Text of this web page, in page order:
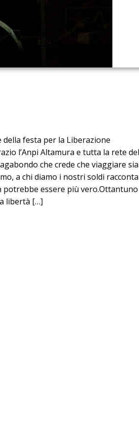
festa per la Liberazione
l’Anpi Altamura e tutta la rete
che crede che viaggiare
a chi diamo i nostri soldi
potrebbe essere più vero.Ottantuno
libertà […]